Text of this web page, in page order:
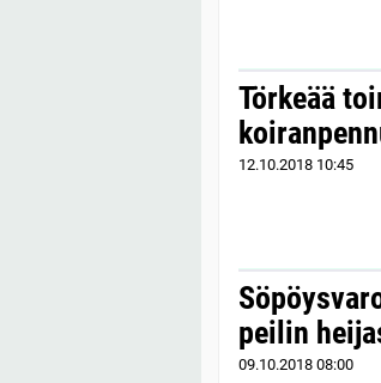
Törkeää
12.10.2018 10:45
peilin
09.10.2018 08:00